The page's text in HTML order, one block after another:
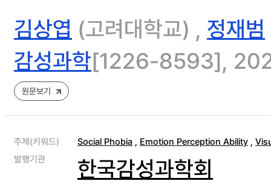
김상엽 (고려대학교) , 정재범
감성과학[1226-8593],
원문보기
주제(키워드) Social Phobia , Emotion Perception Ability ,
발행기관
한국감성과학회